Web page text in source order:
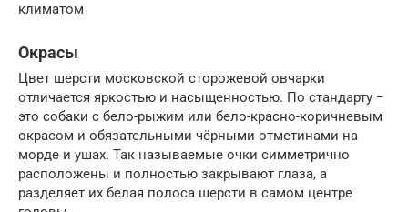
климатом
Окрасы
Цвет шерсти московской сторожевой овчарки
отличается яркостью и насыщенностью. По стандарту −
это собаки с бело-рыжим или бело-красно-коричневым
окрасом и обязательными чёрными отметинами на
морде и ушах. Так называемые очки симметрично
расположены и полностью закрывают глаза, а
разделяет их белая полоса шерсти в самом центре